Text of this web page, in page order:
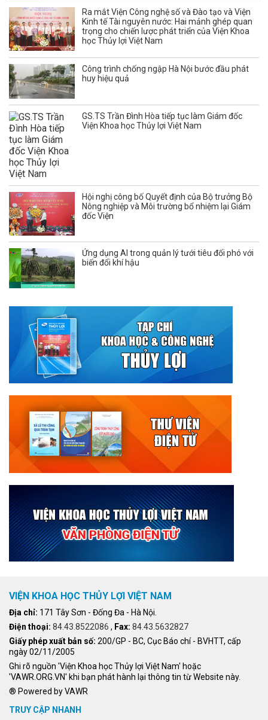
Ra mắt Viện Công nghệ số và Đào tạo và Viện
Kinh tế Tài nguyên nước: Hai mảnh ghép quan
trọng cho chiến lược phát triển của Viện Khoa
học Thủy lợi Việt Nam
Công trình chống ngập Hà Nội bước đầu phát
huy hiệu quả
GS.TS Trần Đình Hòa tiếp tục làm Giám đốc
Viện Khoa học Thủy lợi Việt Nam
Hội nghị công bố Quyết định của Bộ trưởng Bộ
Nông nghiệp và Môi trường bổ nhiệm lại Giám
đốc Viện
Ứng dụng AI trong quản lý tưới tiêu đối phó với
biến đổi khí hậu
VIỆN KHOA HỌC THỦY LỢI VIỆT NAM
Địa chỉ: 171 Tây Sơn - Đống Đa - Hà Nội.
Điện thoại: 84.43.8522086 , Fax: 84.43.5632827
Giấy phép xuất bản số: 200/GP - BC, Cục Báo chí - BVHTT, cấp
ngày 02/11/2005
Ghi rõ nguồn 'Viện Khoa học Thủy lợi Việt Nam' hoặc
'VAWR.ORG.VN' khi bạn phát hành lại thông tin từ Website này.
® Powered by VAWR
TRUY CẬP NHANH